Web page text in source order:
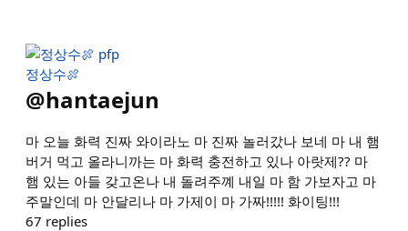
정상수🍖
@hantaejun
마 오늘 화력 진짜 와이라노 마 진짜 놀러갔나 보네 마 내 햄
버거 먹고 올라니까는 마 화력 충전하고 있나 아랏제?? 마
햄 있는 아들 갖고온나 내 돌려주꼐 내일 마 함 가보자고 마
주말인데 마 안달리나 마 가제이 마 가짜!!!!! 화이팅!!!
67 replies